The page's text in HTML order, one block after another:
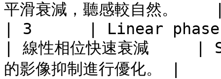
平滑衰減，聽感較自然。
| 3      | Linear
| 線性相位快速衰減     |
的影像抑制進行優化。 |